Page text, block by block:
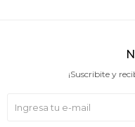
¡Suscribite y